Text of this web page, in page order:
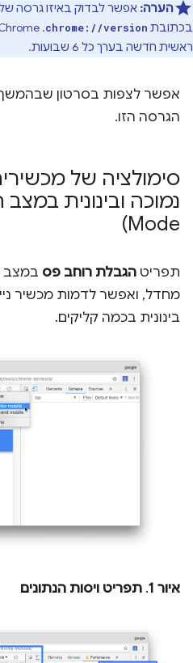
הערה:
בכתובת chrome://version
ראשית חדשה בערך כל 6 שבועות.
אפשר לצפות בסרטון שבהמשך
הגרסה הזו.
סימולציה של
Mode)
תפריט הגבלת רוחב פס במצב
מחדל, ואפשר לדמות מכשיר
בינונית בכמה קליקים.
איור 1 . תפריט ויסות הנתונים